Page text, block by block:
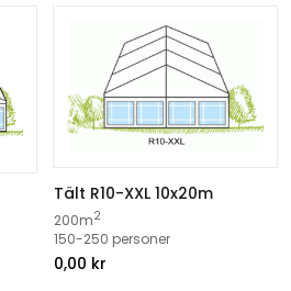
Tält R10-XXL 10x20m
200m2
150-250 personer
0,00 kr